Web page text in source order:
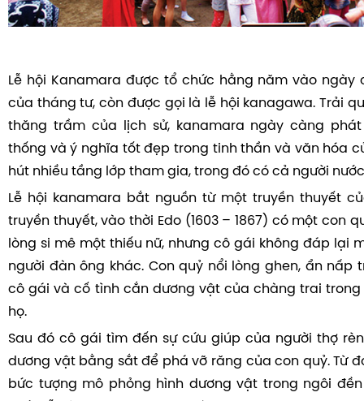
Lễ hội Kanamara được tổ chức hằng năm vào ngày
của tháng tư, còn được gọi là lễ hội kanagawa. Trải
thăng trầm của lịch sử, kanamara ngày càng
thống và ý nghĩa tốt đẹp trong tinh thần và văn hóa
hút nhiều tầng lớp tham gia, trong đó có cả người
Lễ hội kanamara bắt nguồn từ một truyền thuyết
truyền thuyết, vào thời Edo (1603 – 1867) có một con
lòng si mê một thiếu nữ, nhưng cô gái không đáp lại
người đàn ông khác. Con quỷ nổi lòng ghen, ẩn nấp
cô gái và cố tình cắn dương vật của chàng trai
họ.
Sau đó cô gái tìm đến sự cứu giúp của người thợ
dương vật bằng sắt để phá vỡ răng của con quỷ. Từ
bức tượng mô phỏng hình dương vật trong ngôi